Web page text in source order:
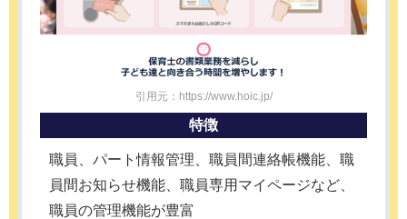
引用元：https://www.hoic.jp/
特徴
職員、パート情報管理、職員間連絡帳機能、職
員間お知らせ機能、職員専用マイページなど、
職員の管理機能が豊富